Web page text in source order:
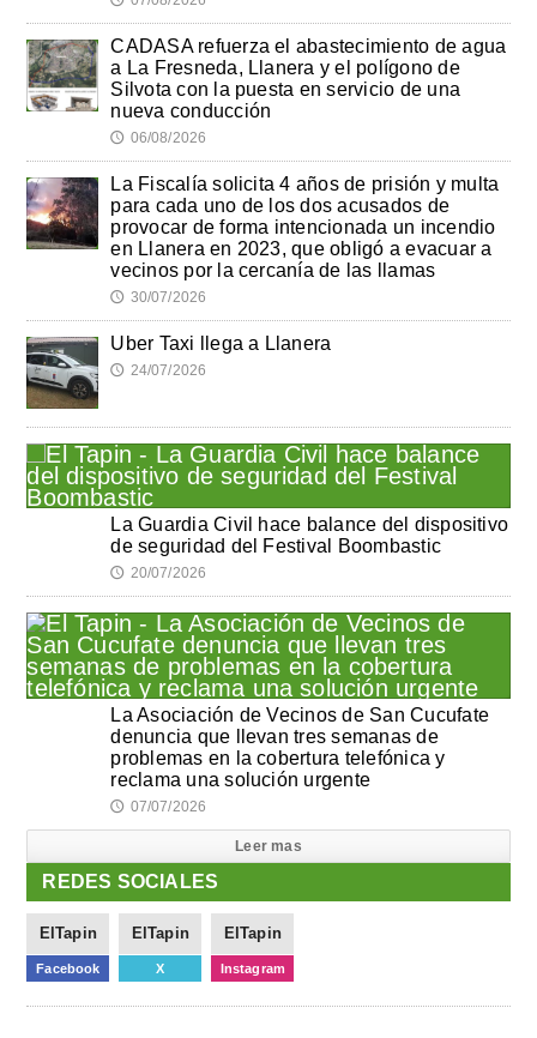
CADASA refuerza el abastecimiento de agua
a La Fresneda, Llanera y el polígono de
Silvota con la puesta en servicio de una
nueva conducción
🕔 06/08/2026
La Fiscalía solicita 4 años de prisión y multa
para cada uno de los dos acusados de
provocar de forma intencionada un incendio
en Llanera en 2023, que obligó a evacuar a
vecinos por la cercanía de las llamas
🕔 30/07/2026
Uber Taxi llega a Llanera
🕔 24/07/2026
La Guardia Civil hace balance del dispositivo
de seguridad del Festival Boombastic
🕔 20/07/2026
La Asociación de Vecinos de San Cucufate
denuncia que llevan tres semanas de
problemas en la cobertura telefónica y
reclama una solución urgente
🕔 07/07/2026
Leer mas
REDES SOCIALES
ElTapin
Facebook
ElTapin
X
ElTapin
Instagram